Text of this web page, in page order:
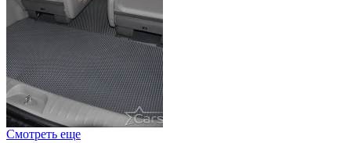
Смотреть еще